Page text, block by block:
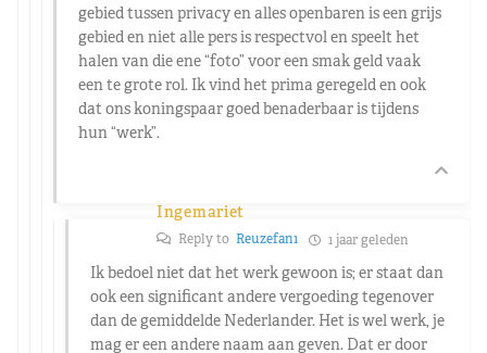
gebied tussen privacy en alles openbaren is een grijs
gebied en niet alle pers is respectvol en speelt het
halen van die ene “foto” voor een smak geld vaak
een te grote rol. Ik vind het prima geregeld en ook
dat ons koningspaar goed benaderbaar is tijdens
hun “werk”.
Ingemariet
Reply to Reuzefan1 1 jaar geleden
Ik bedoel niet dat het werk gewoon is; er staat dan
ook een significant andere vergoeding tegenover
dan de gemiddelde Nederlander. Het is wel werk, je
mag er een andere naam aan geven. Dat er door